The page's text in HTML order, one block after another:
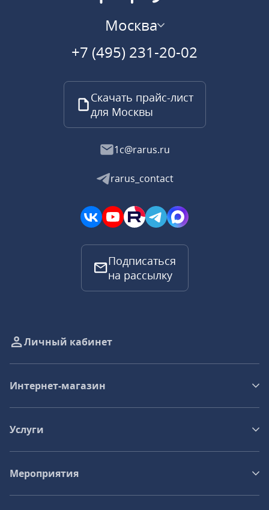
Москва
+7 (495) 231-20-02
Скачать прайс-лист
для Москвы
1c@rarus.ru
rarus_contact
Подписаться
на рассылку
Личный кабинет
Интернет-магазин
Услуги
Мероприятия